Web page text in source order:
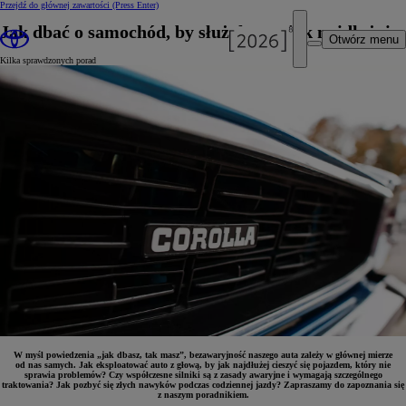
Przejdź do głównej zawartości (Press Enter)
Otwórz menu
Jak dbać o samochód, by służył nam jak najdłużej
Kilka sprawdzonych porad
W myśl powiedzenia „jak dbasz, tak masz”, bezawaryjność naszego auta zależy w głównej mierze
od nas samych. Jak eksploatować auto z głową, by jak najdłużej cieszyć się pojazdem, który nie
sprawia problemów? Czy współczesne silniki są z zasady awaryjne i wymagają szczególnego
traktowania? Jak pozbyć się złych nawyków podczas codziennej jazdy? Zapraszamy do zapoznania się
z naszym poradnikiem.